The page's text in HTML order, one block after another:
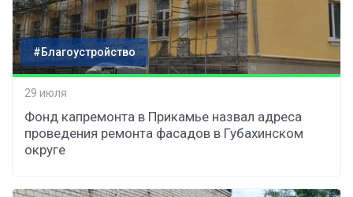
#Благоустройство
29 июля
Фонд капремонта в Прикамье назвал адреса
проведения ремонта фасадов в Губахинском
округе